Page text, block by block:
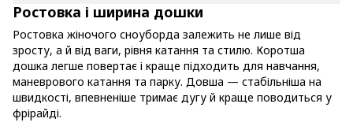
Ростовка і ширина дошки
Ростовка жіночого сноуборда залежить не лише від
зросту, а й від ваги, рівня катання та стилю. Коротша
дошка легше повертає і краще підходить для навчання,
маневрового катання та парку. Довша — стабільніша на
швидкості, впевненіше тримає дугу й краще поводиться у
фрірайді.